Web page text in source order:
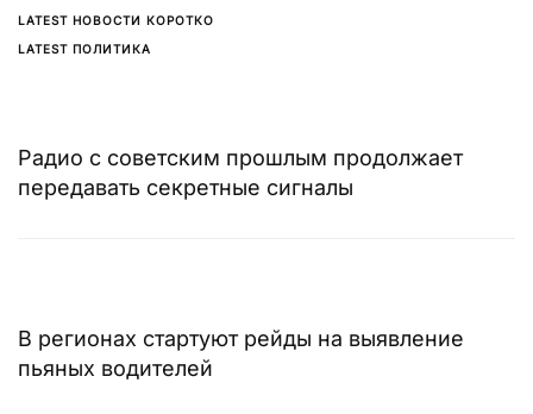
LATEST НОВОСТИ КОРОТКО
LATEST ПОЛИТИКА
Радио с советским прошлым продолжает
передавать секретные сигналы
В регионах стартуют рейды на выявление
пьяных водителей